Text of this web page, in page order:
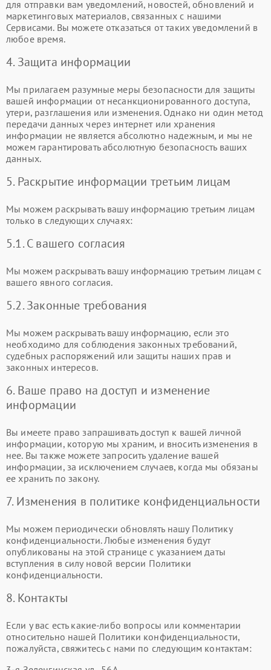
для отправки вам уведомлений, новостей, обновлений и
маркетинговых материалов, связанных с нашими
Сервисами. Вы можете отказаться от таких уведомлений в
любое время.
4. Защита информации
Мы прилагаем разумные меры безопасности для защиты
вашей информации от несанкционированного доступа,
утери, разглашения или изменения. Однако ни один метод
передачи данных через интернет или хранения
информации не является абсолютно надежным, и мы не
можем гарантировать абсолютную безопасность ваших
данных.
5. Раскрытие информации третьим лицам
Мы можем раскрывать вашу информацию третьим лицам
только в следующих случаях:
5.1. С вашего согласия
Мы можем раскрывать вашу информацию третьим лицам с
вашего явного согласия.
5.2. Законные требования
Мы можем раскрывать вашу информацию, если это
необходимо для соблюдения законных требований,
судебных распоряжений или защиты наших прав и
законных интересов.
6. Ваше право на доступ и изменение
информации
Вы имеете право запрашивать доступ к вашей личной
информации, которую мы храним, и вносить изменения в
нее. Вы также можете запросить удаление вашей
информации, за исключением случаев, когда мы обязаны
ее хранить по закону.
7. Изменения в политике конфиденциальности
Мы можем периодически обновлять нашу Политику
конфиденциальности. Любые изменения будут
опубликованы на этой странице с указанием даты
вступления в силу новой версии Политики
конфиденциальности.
8. Контакты
Если у вас есть какие-либо вопросы или комментарии
относительно нашей Политики конфиденциальности,
пожалуйста, свяжитесь с нами по следующим контактам: